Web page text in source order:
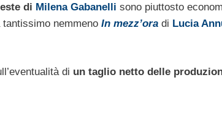
di Milena Gabanelli sono piuttosto
nemmeno In mezz’ora di Lucia
di un taglio netto delle